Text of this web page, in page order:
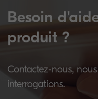
Besoin
produit ?
Contactez-nous,
interrogations.